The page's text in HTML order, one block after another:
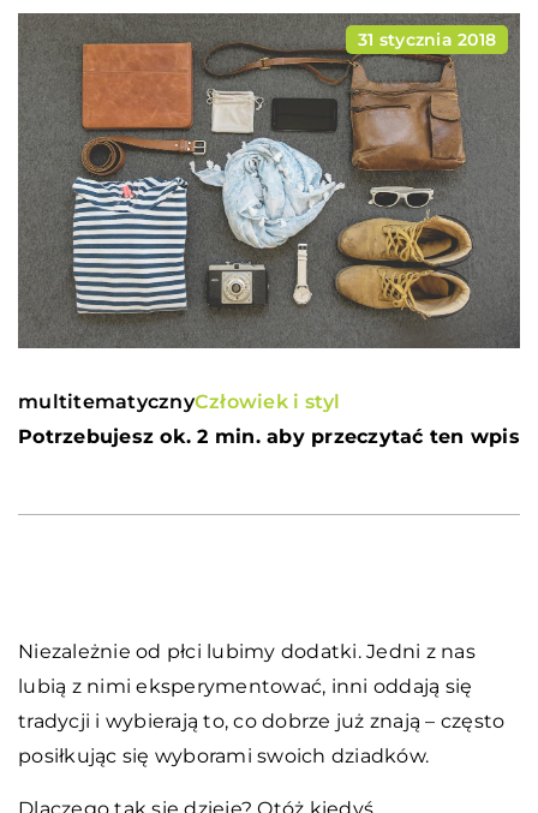
31 stycznia 2018
multitematycznyCzłowiek i styl
Potrzebujesz ok. 2 min. aby przeczytać ten wpis
Niezależnie od płci lubimy dodatki. Jedni z nas
lubią z nimi eksperymentować, inni oddają się
tradycji i wybierają to, co dobrze już znają – często
posiłkując się wyborami swoich dziadków.
Dlaczego tak się dzieje? Otóż kiedyś